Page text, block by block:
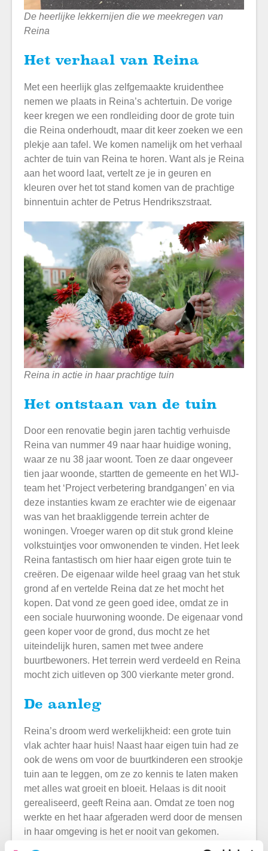
De heerlijke lekkernijen die we meekregen van
Reina
Het verhaal van Reina
Met een heerlijk glas zelfgemaakte kruidenthee
nemen we plaats in Reina’s achtertuin. De vorige
keer kregen we een rondleiding door de grote tuin
die Reina onderhoudt, maar dit keer zoeken we een
plekje aan tafel. We komen namelijk om het verhaal
achter de tuin van Reina te horen. Want als je Reina
aan het woord laat, vertelt ze je in geuren en
kleuren over het tot stand komen van de prachtige
binnentuin achter de Petrus Hendrikszstraat.
Reina in actie in haar prachtige tuin
Het ontstaan van de tuin
Door een renovatie begin jaren tachtig verhuisde
Reina van nummer 49 naar haar huidige woning,
waar ze nu 38 jaar woont. Toen ze daar ongeveer
tien jaar woonde, startten de gemeente en het WIJ-
team het ‘Project verbetering brandgangen’ en via
deze instanties kwam ze erachter wie de eigenaar
was van het braakliggende terrein achter de
woningen. Vroeger waren op dit stuk grond kleine
volkstuintjes voor omwonenden te vinden. Het leek
Reina fantastisch om hier haar eigen grote tuin te
creëren. De eigenaar wilde heel graag van het stuk
grond af en vertelde Reina dat ze het mocht het
kopen. Dat vond ze geen goed idee, omdat ze in
een sociale huurwoning woonde. De eigenaar vond
geen koper voor de grond, dus mocht ze het
uiteindelijk huren, samen met twee andere
buurtbewoners. Het terrein werd verdeeld en Reina
mocht zich uitleven op 300 vierkante meter grond.
De aanleg
Reina’s droom werd werkelijkheid: een grote tuin
vlak achter haar huis! Naast haar eigen tuin had ze
ook de wens om voor de buurtkinderen een strookje
tuin aan te leggen, om ze zo kennis te laten maken
met alles wat groeit en bloeit. Helaas is dit nooit
gerealiseerd, geeft Reina aan. Omdat ze toen nog
werkte en het haar afgeraden werd door de mensen
in haar omgeving is het er nooit van gekomen.